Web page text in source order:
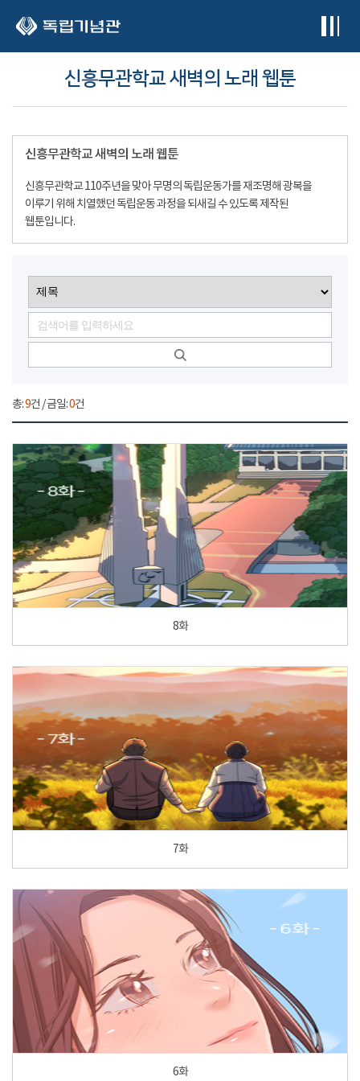
신흥무관학교 새벽의 노래 웹툰
신흥무관학교 새벽의 노래 웹툰
신흥무관학교 110주년을 맞아 무명의 독립운동가를 재조명해 광복을
이루기 위해 치열했던 독립운동 과정을 되새길 수 있도록 제작된
웹툰입니다.
총:9건 / 금일:0건
8화
7화
6화